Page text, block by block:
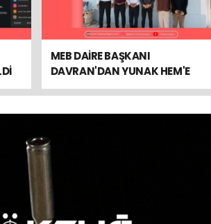
MEB DAİRE BAŞKANI
DAVRAN'DAN YUNAK HEM'E
ZİYARET